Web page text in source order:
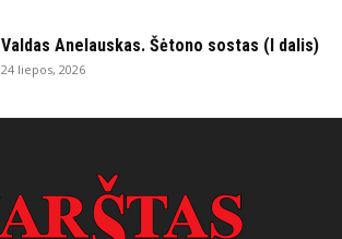
Valdas Anelauskas. Šėtono sostas (I dalis)
24 liepos, 2026